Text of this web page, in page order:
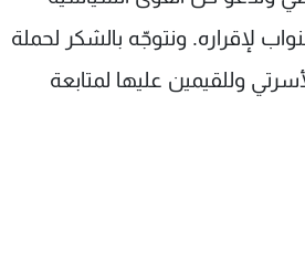
لإقراره. ونتوجّه بالشكر لحملة
وللقيمين عليها لمتابعة
شروط الإسـتخدام
سياسة الخصوصية